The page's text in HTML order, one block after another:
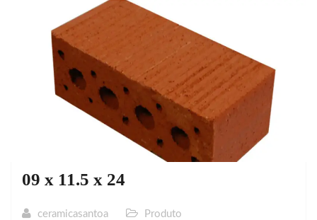
09 x 11.5 x 24
ceramicasantoa Produto